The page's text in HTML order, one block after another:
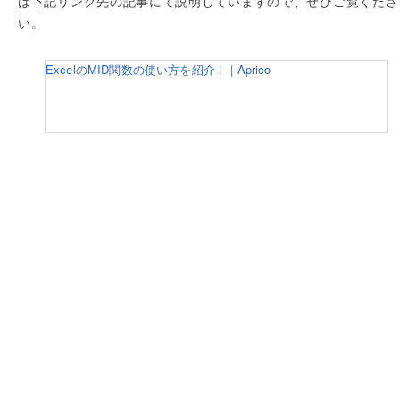
い。
ExcelのMID関数の使い方を紹介！ | Aprico